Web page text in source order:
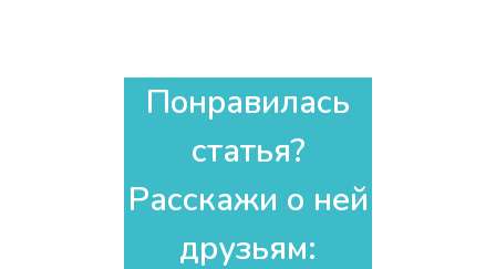
Понравилась
статья?
Расскажи о ней
друзьям:​